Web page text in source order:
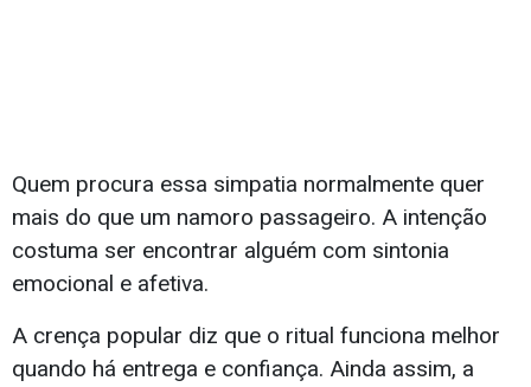
Quem procura essa simpatia normalmente quer
mais do que um namoro passageiro. A intenção
costuma ser encontrar alguém com sintonia
emocional e afetiva.
A crença popular diz que o ritual funciona melhor
quando há entrega e confiança. Ainda assim, a